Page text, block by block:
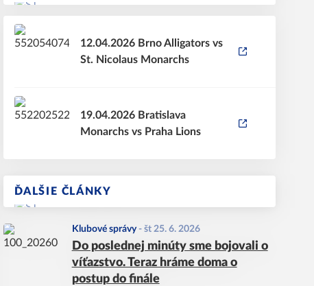
12.04.2026 Brno Alligators vs
St. Nicolaus Monarchs
19.04.2026 Bratislava
Monarchs vs Praha Lions
ĎALŠIE ČLÁNKY
Klubové správy- št 25. 6. 2026
Do poslednej minúty sme bojovali o
víťazstvo. Teraz hráme doma o
postup do finále